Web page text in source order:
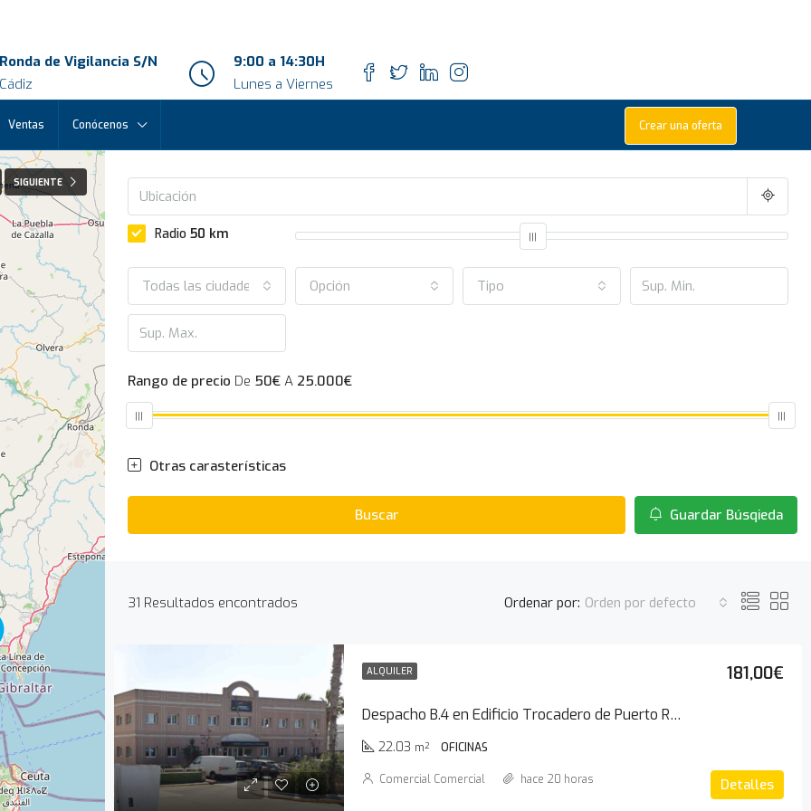
Ronda de Vigilancia S/N
Cádiz
9:00 a 14:30H
Lunes a Viernes
Ventas Conócenos Crear una oferta
SIGUIENTE
Radio 50 km
Todas las ciudades Opción Tipo
Rango de precio De 50€ A 25.000€
Otras carasterísticas
Buscar Guardar Búsqieda
31 Resultados encontrados Ordenar por: Orden por defecto
ALQUILER
Despacho B.4 en Edificio Trocadero de Puerto Real
181,00€
22.03 m² OFICINAS
Detalles
Comercial Comercial hace 20 horas